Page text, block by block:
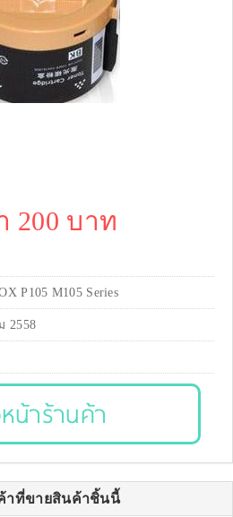
200 บาท
P105 M105 Series
2558
น้าร้านค้า
าที่ขายสินค้าชิ้นนี้